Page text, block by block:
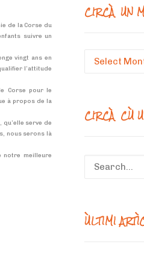
de la Corse du
suivre un
vingt ans en
l’attitude
Corse pour le
à propos de la
serve de
nous serons là
notre meilleure
CIRCÀ UN
Circà
CIRCÀ CÙ
ÙLTIMI